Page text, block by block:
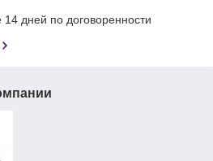
14 дней по договоренности